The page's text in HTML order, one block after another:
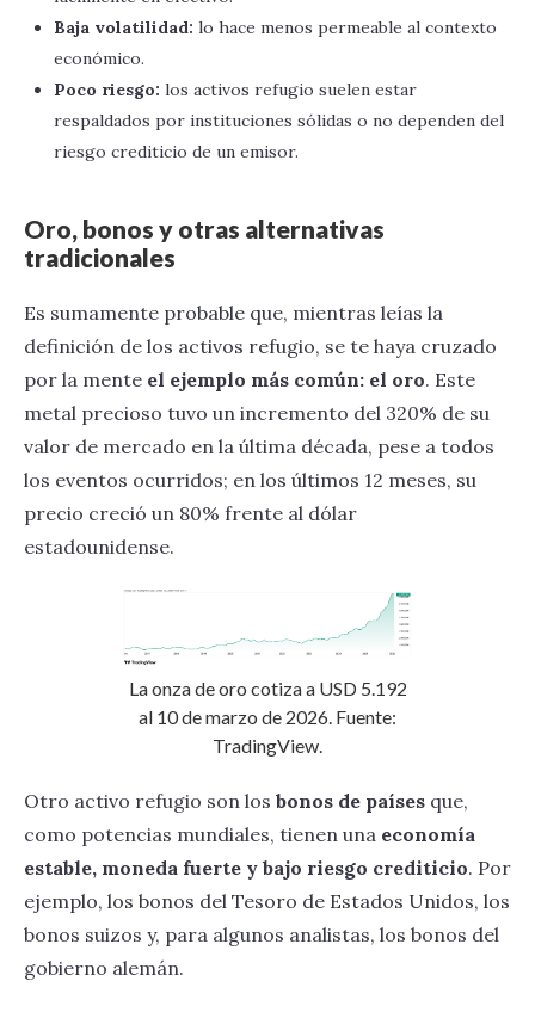
Baja volatilidad: lo hace menos permeable al contexto
económico.
Poco riesgo: los activos refugio suelen estar
respaldados por instituciones sólidas o no dependen del
riesgo crediticio de un emisor.
Oro, bonos y otras alternativas
tradicionales
Es sumamente probable que, mientras leías la
definición de los activos refugio, se te haya cruzado
por la mente el ejemplo más común: el oro. Este
metal precioso tuvo un incremento del 320% de su
valor de mercado en la última década, pese a todos
los eventos ocurridos; en los últimos 12 meses, su
precio creció un 80% frente al dólar
estadounidense.
La onza de oro cotiza a USD 5.192
al 10 de marzo de 2026. Fuente:
TradingView.
Otro activo refugio son los bonos de países que,
como potencias mundiales, tienen una economía
estable, moneda fuerte y bajo riesgo crediticio. Por
ejemplo, los bonos del Tesoro de Estados Unidos, los
bonos suizos y, para algunos analistas, los bonos del
gobierno alemán.